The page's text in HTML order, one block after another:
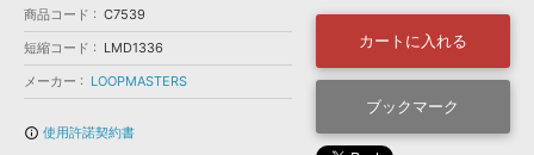
BGM »
次世代型 ボーカル・エディタ
APS
商品コード
C7539
短縮コード
LMD1336
メーカー
LOOPMASTERS
info_outline 使用許諾契約書
カートに入れる
ブックマーク